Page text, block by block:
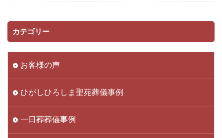
カテゴリー
お客様の声
ひがしひろしま聖苑葬儀事例
一日葬葬儀事例